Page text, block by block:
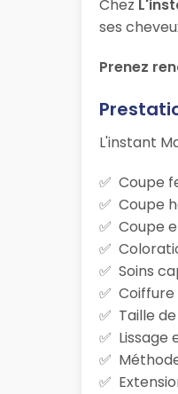
Chez
ses
Prenez
L'instant
Coupe
Coupe
Coupe
Soins
Coiffure
Taille
Lissage